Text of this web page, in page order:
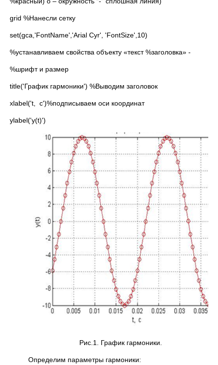
grid %Нанесли сетку
set(gca,'FontName','Arial Cyr', 'FontSize',10)
%устанавливаем свойства объекту «текст %заголовка» -
%шрифт и размер
title('График гармоники') %Выводим заголовок
xlabel('t, c')%подписываем оси координат
ylabel('y(t)')
Рис.1. График гармоники.
Определим параметры гармоники: